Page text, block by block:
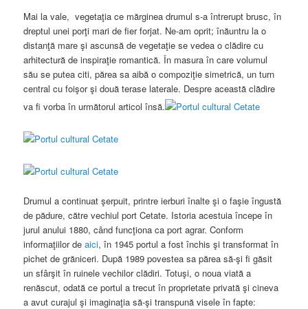
Mai la vale, vegetaţia ce mărginea drumul s-a întrerupt brusc, în
dreptul unei porţi mari de fier forjat. Ne-am oprit; înăuntru la o
distanţă mare şi ascunsă de vegetaţie se vedea o clădire cu
arhitectură de inspiraţie romantică. În masura în care volumul
său se putea citi, părea sa aibă o compoziţie simetrică, un turn
central cu foişor şi două terase laterale. Despre această clădire
va fi vorba în următorul articol însă.
Drumul a continuat şerpuit, printre ierburi înalte şi o faşie îngustă
de pădure, către vechiul port Cetate. Istoria acestuia începe în
jurul anului 1880, când funcţiona ca port agrar. Conform
informaţiilor deaici, în 1945 portul a fost închis şi transformat în
pichet de grăniceri. După 1989 povestea sa părea să-şi fi găsit
un sfârşit în ruinele vechilor clădiri. Totuşi, o noua viată a
renăscut, odată ce portul a trecut în proprietate privată şi cineva
a avut curajul şi imaginaţia să-şi transpună visele în fapte: